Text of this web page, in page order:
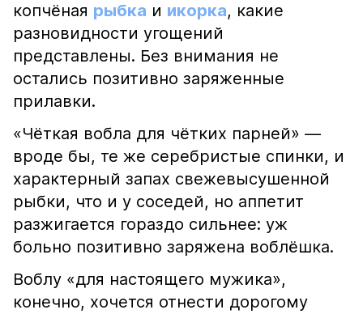
копчёная рыбка и икорка, какие
разновидности угощений
представлены. Без внимания не
остались позитивно заряженные
прилавки.
«Чёткая вобла для чётких парней» —
вроде бы, те же серебристые спинки, и
характерный запах свежевысушенной
рыбки, что и у соседей, но аппетит
разжигается гораздо сильнее: уж
больно позитивно заряжена воблёшка.
Воблу «для настоящего мужика»,
конечно, хочется отнести дорогому